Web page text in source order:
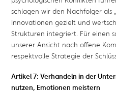
schlagen wir den Nachfolger als
Innovationen gezielt und
Strukturen integriert. Für einen
unserer Ansicht nach offene
respektvolle Strategie der
Artikel 7: Verhandeln in der
nutzen, Emotionen meistern